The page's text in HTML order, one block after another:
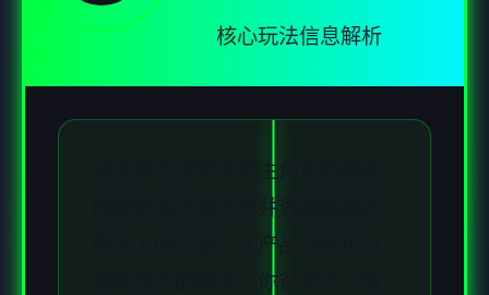
核心玩法信息解析
迪亚纳之宝讲的是主角追随他爸
的脚步当上经历家并遇到各种各
样的人的记述，在产品中你可以
感知抽卡的快乐，你爸死了，留